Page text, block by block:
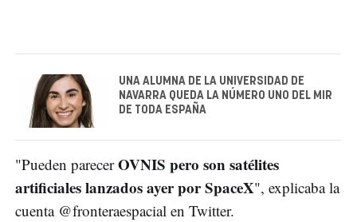
UNA ALUMNA DE LA UNIVERSIDAD DE
NAVARRA QUEDA LA NÚMERO UNO DEL MIR
DE TODA ESPAÑA
"Pueden parecerOVNIS pero son satélites
artificiales lanzados ayer por SpaceX", explicaba la
cuenta @fronteraespacial en Twitter.